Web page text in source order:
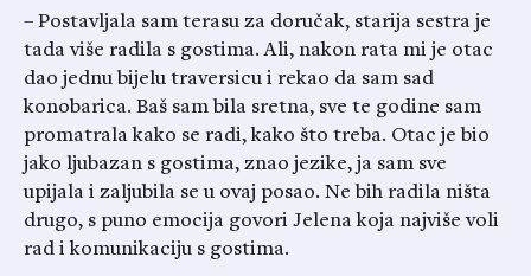
– Postavljala sam terasu za doručak, starija sestra je
tada više radila s gostima. Ali, nakon rata mi je otac
dao jednu bijelu traversicu i rekao da sam sad
konobarica. Baš sam bila sretna, sve te godine sam
promatrala kako se radi, kako što treba. Otac je bio
jako ljubazan s gostima, znao jezike, ja sam sve
upijala i zaljubila se u ovaj posao. Ne bih radila ništa
drugo, s puno emocija govori Jelena koja najviše voli
rad i komunikaciju s gostima.